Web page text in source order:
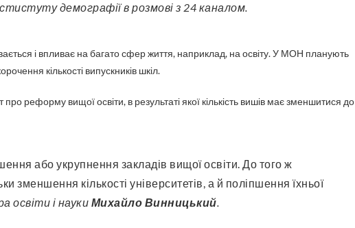
демографії в розмові з 24 каналом.
і впливає на багато сфер життя, наприклад, на освіту. У МОН планують
кількості випускників шкіл.
реформу вищої освіти, в результаті якої кількість вишів має зменшитися до
зменшення кількості університетів, а й поліпшення їхньої
освіти і науки Михайло Винницький.